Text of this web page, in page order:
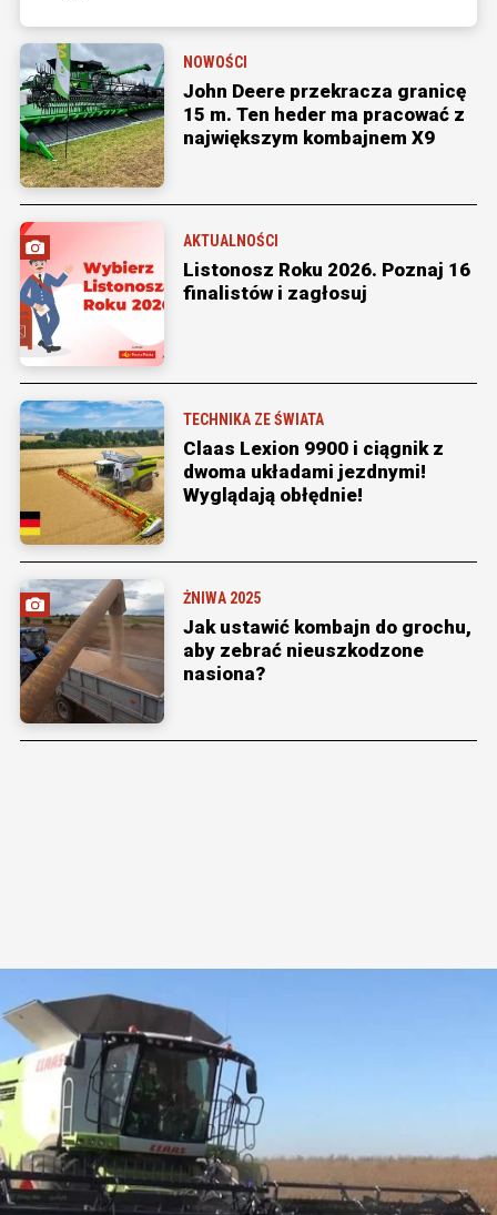
NOWOŚCI
John Deere przekracza granicę
15 m. Ten heder ma pracować z
największym kombajnem X9
AKTUALNOŚCI
Listonosz Roku 2026. Poznaj 16
finalistów i zagłosuj
TECHNIKA ZE ŚWIATA
Claas Lexion 9900 i ciągnik z
dwoma układami jezdnymi!
Wyglądają obłędnie!
ŻNIWA 2025
Jak ustawić kombajn do grochu,
aby zebrać nieuszkodzone
nasiona?